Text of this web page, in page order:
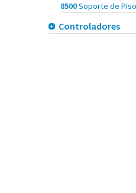
8500Soporte de
Controladores